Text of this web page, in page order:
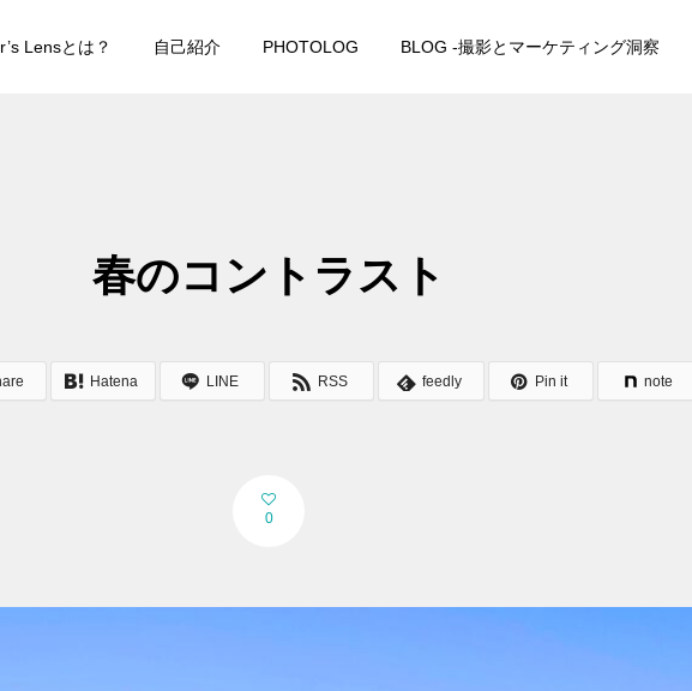
Lensとは？ 自己紹介 PHOTOLOG BLOG -撮影とマーケティング洞察
春のコントラスト
Hatena LINE RSS feedly Pin it note
0